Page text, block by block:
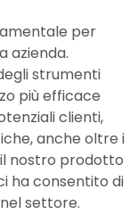
per
azienda.
strumenti
più efficace
clienti,
anche oltre i
nostro prodotto
ha consentito di
settore.